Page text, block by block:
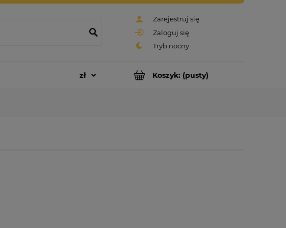
Zarejestruj się
Zaloguj się
Koszyk: (pusty)